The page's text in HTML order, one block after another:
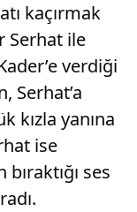
kaçırmak
Serhat ile
verdiği
Serhat’a
kızla yanına
ise
ses